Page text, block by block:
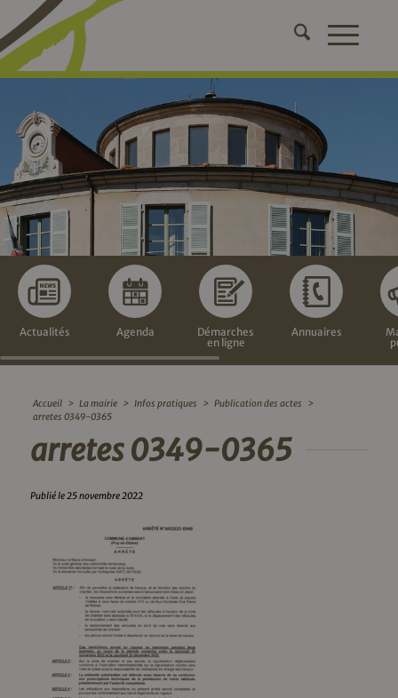
Actualités Agenda
Démarches
en ligne
Annuaires
Accueil > La mairie > Infos pratiques > Publication des actes
>
arretes 0349-0365
arretes 0349-0365
Publié le 25 novembre 2022